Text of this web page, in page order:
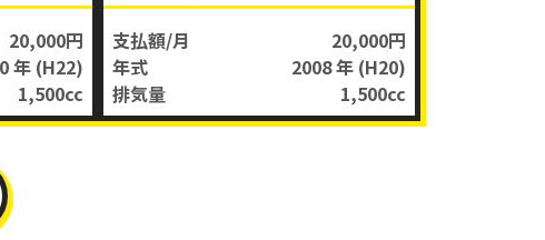
20,000円
年 (H22)
1,500cc
支払額/月
20,000円
年式
2008 年 (H20)
排気量
1,500cc